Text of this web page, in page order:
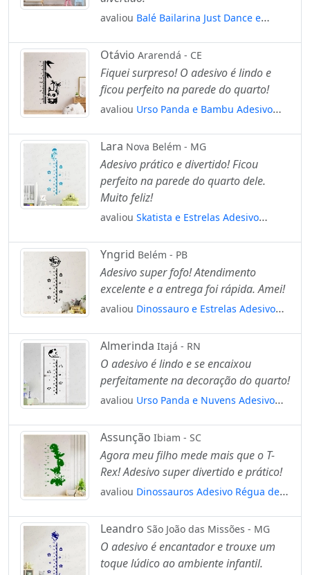
avaliou Balé Bailarina Just Dance e
Infantil, Medidor de Altura para Quarto,
Porta e Parede Mod:128
Otávio Ararendá - CE
Fiquei surpreso! O adesivo é lindo e
ficou perfeito na parede do quarto!
avaliou Urso Panda e Bambu Adesivo
de Altura para Quarto, Porta e Parede
Mod:40
Lara Nova Belém - MG
Adesivo prático e divertido! Ficou
perfeito na parede do quarto dele.
Muito feliz!
avaliou Skatista e Estrelas Adesivo
de Altura para Quarto, Porta e Parede
Mod:208
Yngrid Belém - PB
Adesivo super fofo! Atendimento
excelente e a entrega foi rápida. Amei!
avaliou Dinossauro e Estrelas Adesivo
de Altura para Quarto, Porta e Parede
Mod:34
Almerinda Itajá - RN
O adesivo é lindo e se encaixou
perfeitamente na decoração do quarto!
avaliou Urso Panda e Nuvens Adesivo
de Altura para Quarto, Porta e Parede
Mod:106
Assunção Ibiam - SC
Agora meu filho mede mais que o T-
Rex! Adesivo super divertido e prático!
avaliou Dinossauros Adesivo Régua de
para Quarto, Porta e Parede Mod:19
Leandro São João das Missões - MG
O adesivo é encantador e trouxe um
toque lúdico ao ambiente infantil.